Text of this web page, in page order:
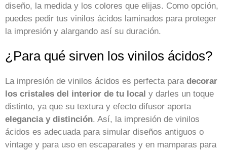
diseño, la medida y los colores que elijas. Como opción,
puedes pedir tus vinilos ácidos laminados para proteger
la impresión y alargando así su duración.
¿Para qué sirven los vinilos ácidos?
La impresión de vinilos ácidos es perfecta para decorar
los cristales del interior de tu local y darles un toque
distinto, ya que su textura y efecto difusor aporta
elegancia y distinción. Así, la impresión de vinilos
ácidos es adecuada para simular diseños antiguos o
vintage y para uso en escaparates y en mamparas para